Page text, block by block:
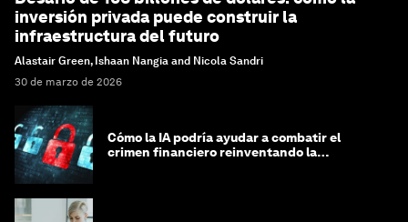
inversión privada puede construir la
infraestructura del futuro
Alastair Green, Ishaan Nangia and Nicola Sandri
30 de marzo de 2026
Cómo la IA podría ayudar a combatir el
crimen financiero reinventando la